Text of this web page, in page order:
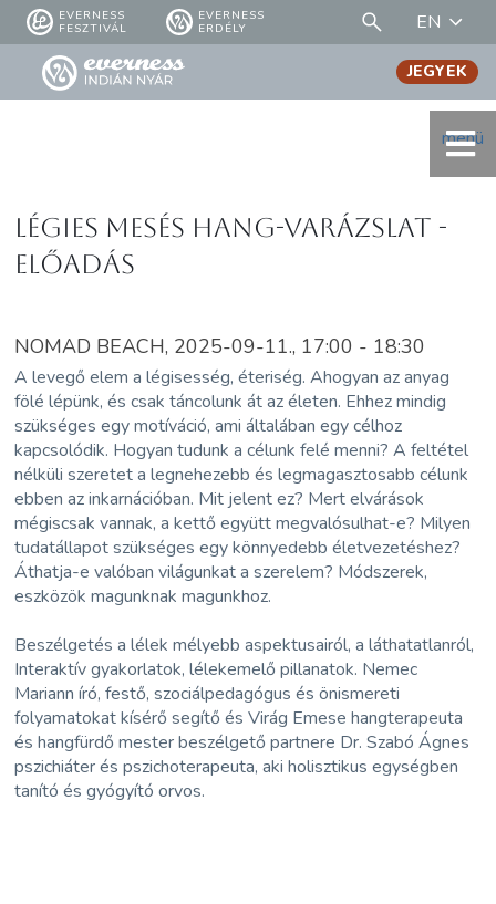
EVERNESS
FESZTIVÁL
EVERNESS
ERDÉLY
EN
menü
JEGYEK
Légies Mesés hang-varázslat -
ELŐADÁS
NOMAD BEACH, 2025-09-11., 17:00 - 18:30
A levegő elem a légisesség, éteriség. Ahogyan az anyag
fölé lépünk, és csak táncolunk át az életen. Ehhez mindig
szükséges egy motíváció, ami általában egy célhoz
kapcsolódik. Hogyan tudunk a célunk felé menni? A feltétel
nélküli szeretet a legnehezebb és legmagasztosabb célunk
ebben az inkarnációban. Mit jelent ez? Mert elvárások
mégiscsak vannak, a kettő együtt megvalósulhat-e? Milyen
tudatállapot szükséges egy könnyedebb életvezetéshez?
Áthatja-e valóban világunkat a szerelem? Módszerek,
eszközök magunknak magunkhoz.
Beszélgetés a lélek mélyebb aspektusairól, a láthatatlanról,
Interaktív gyakorlatok, lélekemelő pillanatok. Nemec
Mariann író, festő, szociálpedagógus és önismereti
folyamatokat kísérő segítő és Virág Emese hangterapeuta
és hangfürdő mester beszélgető partnere Dr. Szabó Ágnes
pszichiáter és pszichoterapeuta, aki holisztikus egységben
tanító és gyógyító orvos.